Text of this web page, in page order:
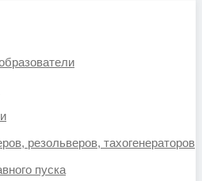
резольверов, тахогенераторов
пуска